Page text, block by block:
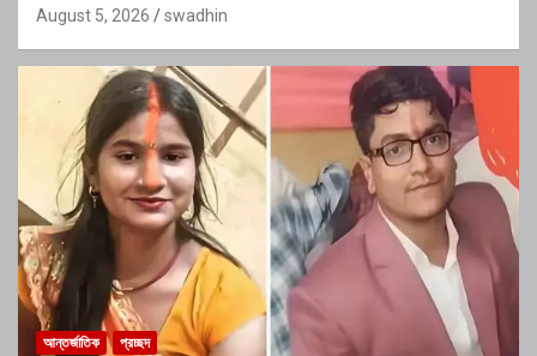
August 5, 2026 swadhin
আন্তর্জাতিক প্রচ্ছদ